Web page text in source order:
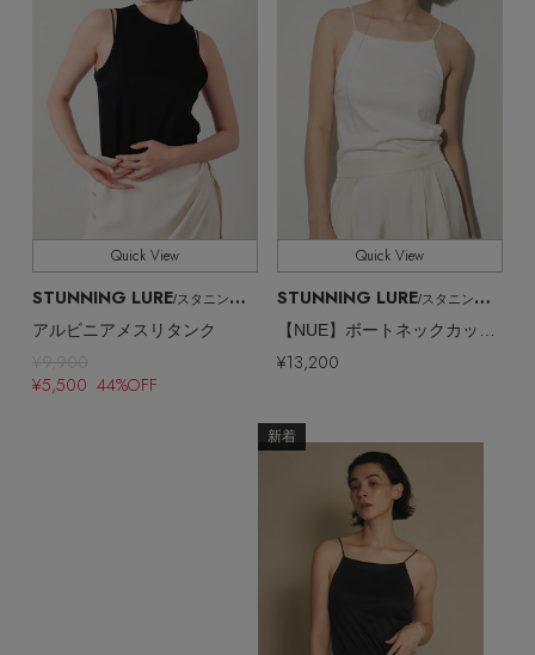
Quick View
STUNNING LURE/スタニングルアー
アルビニアメスリタンク
¥9,900
¥5,500 44%OFF
Quick View
STUNNING LURE/スタニングルアー
¥13,200
新着